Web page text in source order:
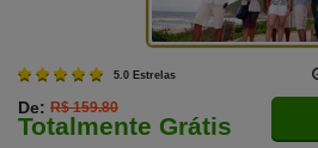
5.0 Estrelas
De: R$ 159.80
Totalmente Grátis